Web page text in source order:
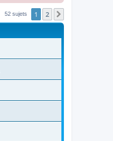
52 sujets 1 2